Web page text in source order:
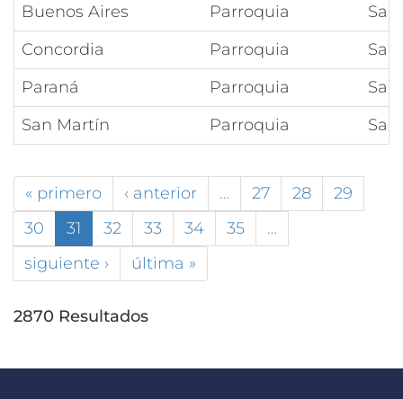
Buenos Aires
Parroquia
Concordia
Parroquia
Paraná
Parroquia
San Martín
Parroquia San
« primero ‹ anterior … 27 28
29
30
31 32 33 34 35
…
siguiente ›
última »
2870 Resultados